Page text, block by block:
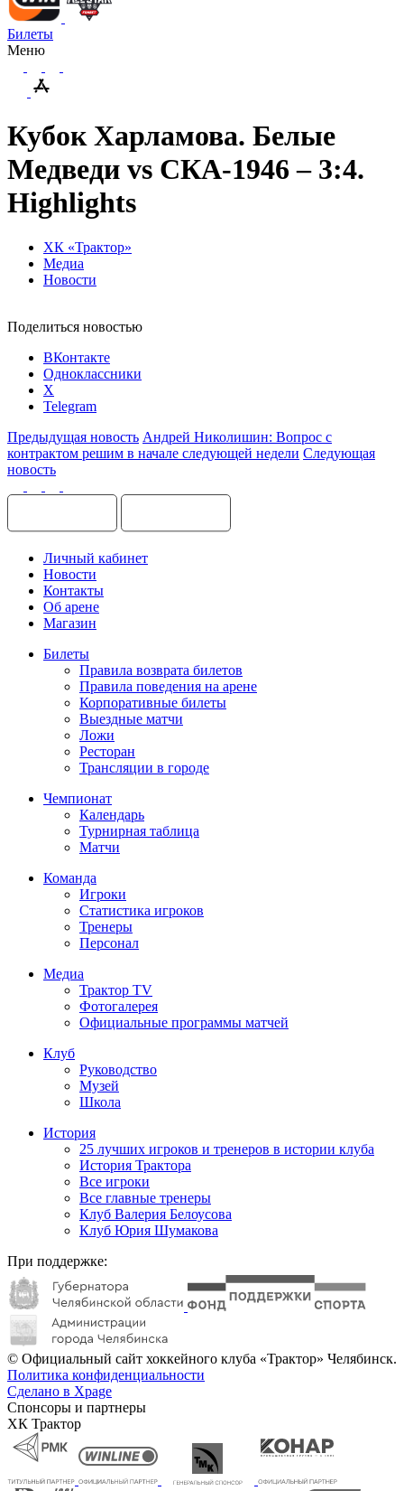
Билеты
Меню
Кубок Харламова. Белые
Медведи vs СКА-1946 – 3:4.
Highlights
ХК «Трактор»
Медиа
Новости
Поделиться новостью
ВКонтакте
Одноклассники
X
Telegram
Предыдущая новость Андрей Николишин: Вопрос с
контрактом решим в начале следующей недели Следующая
новость
Личный кабинет
Новости
Контакты
Об арене
Магазин
Билеты
Правила возврата билетов
Правила поведения на арене
Корпоративные билеты
Выездные матчи
Ложи
Ресторан
Трансляции в городе
Чемпионат
Календарь
Турнирная таблица
Матчи
Команда
Игроки
Статистика игроков
Тренеры
Персонал
Медиа
Трактор TV
Фотогалерея
Официальные программы матчей
Клуб
Руководство
Музей
Школа
История
25 лучших игроков и тренеров в истории клуба
История Трактора
Все игроки
Все главные тренеры
Клуб Валерия Белоусова
Клуб Юрия Шумакова
При поддержке:
© Официальный сайт хоккейного клуба «Трактор» Челябинск.
Политика конфиденциальности
Сделано в Xpage
Спонсоры и партнеры
ХК Трактор